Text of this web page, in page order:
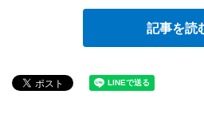
記事を読